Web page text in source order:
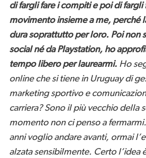
di fargli fare i compiti e poi di fargli
movimento insieme a me, perché
dura soprattutto per loro. Poi non
social né da Playstation, ho
tempo libero per laurearmi.Ho
online che si tiene in Uruguay di
marketing sportivo e
carriera? Sono il più vecchio della
momento non ci penso a
anni voglio andare avanti, ormai
alzata sensibilmente. Certo l’idea